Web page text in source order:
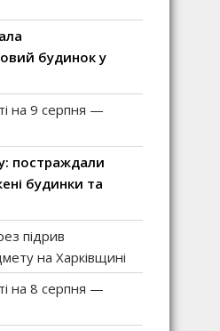
будинок у
на 9 серпня —
постраждали
будинки та
підрив
на Харківщині
на 8 серпня —